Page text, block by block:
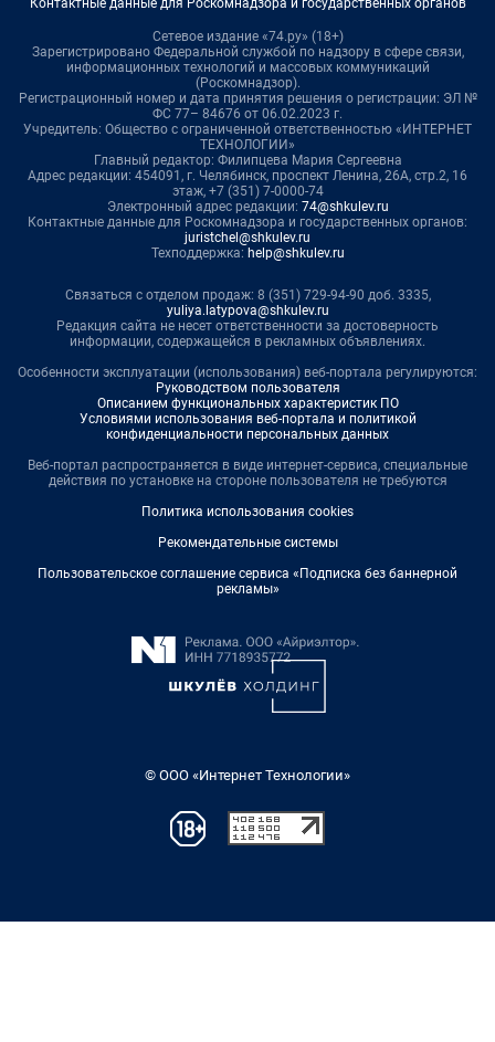
Контактные данные для Роскомнадзора и государственных органов
Сетевое издание «74.ру» (18+)
Зарегистрировано Федеральной службой по надзору в сфере связи,
информационных технологий и массовых коммуникаций
(Роскомнадзор).
Регистрационный номер и дата принятия решения о регистрации: ЭЛ №
ФС 77– 84676 от 06.02.2023 г.
Учредитель: Общество с ограниченной ответственностью «ИНТЕРНЕТ
ТЕХНОЛОГИИ»
Главный редактор: Филипцева Мария Сергеевна
Адрес редакции: 454091, г. Челябинск, проспект Ленина, 26А, стр.2, 16
этаж, +7 (351) 7-0000-74
Электронный адрес редакции: 74@shkulev.ru
Контактные данные для Роскомнадзора и государственных органов:
juristchel@shkulev.ru
Техподдержка: help@shkulev.ru
Связаться с отделом продаж: 8 (351) 729-94-90 доб. 3335,
yuliya.latypova@shkulev.ru
Редакция сайта не несет ответственности за достоверность
информации, содержащейся в рекламных объявлениях.
Особенности эксплуатации (использования) веб-портала регулируются:
Руководством пользователя
Описанием функциональных характеристик ПО
Условиями использования веб-портала и политикой
конфиденциальности персональных данных
Веб-портал распространяется в виде интернет-сервиса, специальные
действия по установке на стороне пользователя не требуются
Политика использования cookies
Рекомендательные системы
Пользовательское соглашение сервиса «Подписка без баннерной
рекламы»
© ООО «Интернет Технологии»